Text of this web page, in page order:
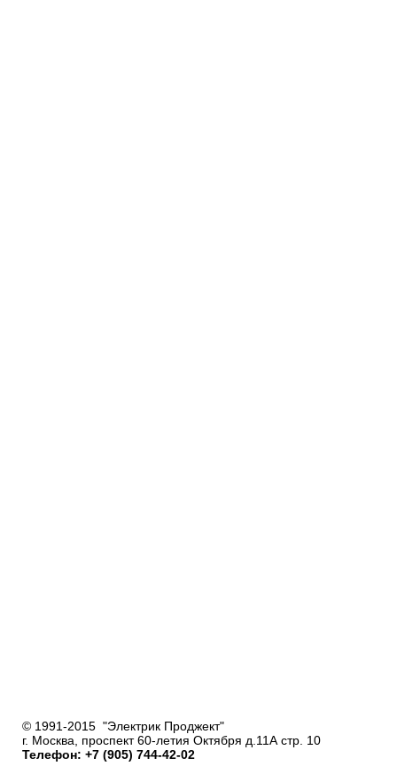
© 1991-2015 "Электрик Проджект"
г. Москва, проспект 60-летия Октября д.11А стр. 10
Телефон: +7 (905) 744-42-02